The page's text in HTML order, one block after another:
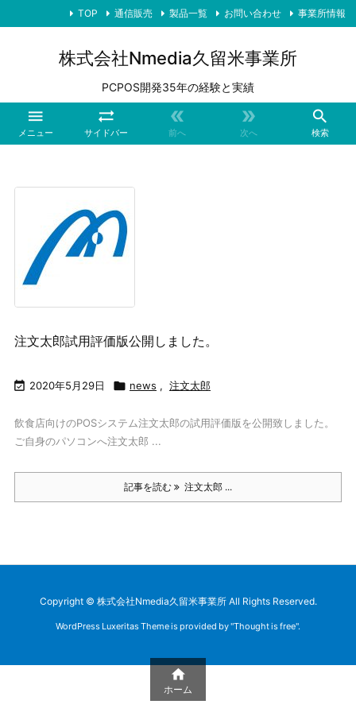
株式会社Nmedia久留米事業所
PCPOS開発35年の経験と実績

メニュー

サイドバー

前へ

次へ

検索
TOP 通信販売 製品一覧 お問い合わせ 事業所情報
注文太郎試用評価版公開しました。
 2020年5月29日  news , 注文太郎
飲食店向けのPOSシステム注文太郎の試用評価版を公開致しました。
ご自身のパソコンへ注文太郎 ...
記事を読む 注文太郎 ...
Copyright © 株式会社Nmedia久留米事業所All Rights Reserved.
WordPress Luxeritas Theme is provided by "Thought is free".

ホーム